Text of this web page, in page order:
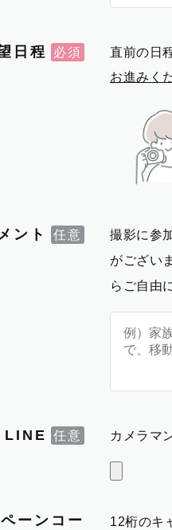
日程 直前の日
お進みく
ント
撮影に参
がござい
らご自由
LINE カメラマ
ーンコー 12桁のキ